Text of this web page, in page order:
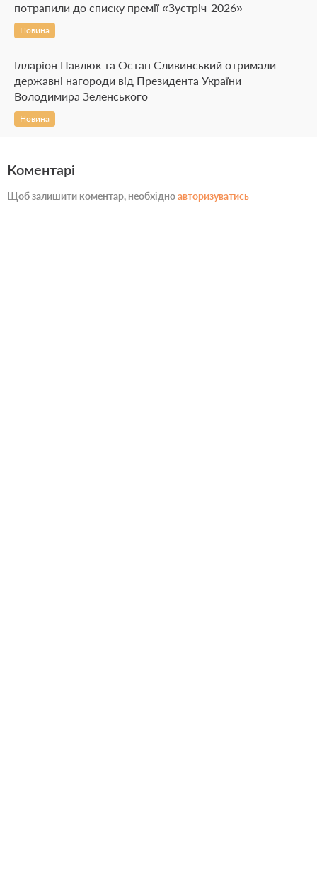
потрапили до списку премії «Зустріч-2026»
Новина
Ілларіон Павлюк та Остап Сливинський отримали
державні нагороди від Президента України
Володимира Зеленського
Новина
Коментарі
Щоб залишити коментар, необхідноавторизуватись